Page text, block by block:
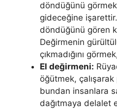
döndüğünü
gideceğine
döndüğünü gören
Değirmenin
çıkmadığını
El değirmeni:
öğütmek,
bundan insanlara
dağıtmaya delalet